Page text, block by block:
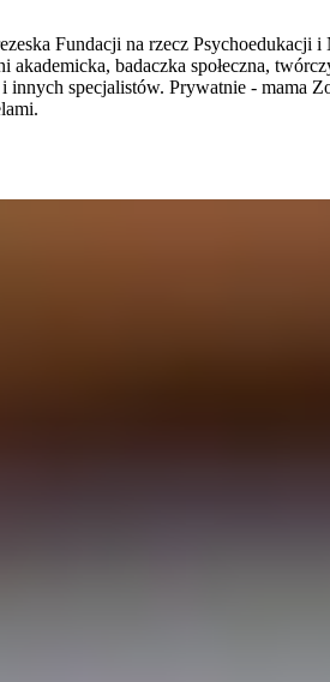
Fundacji na rzecz Psychoedukacji i
badaczka społeczna,
specjalistów. Prywatnie - mama